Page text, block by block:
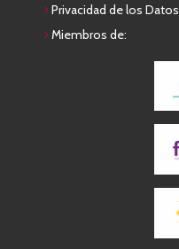
Privacidad de los Datos
Miembros de: